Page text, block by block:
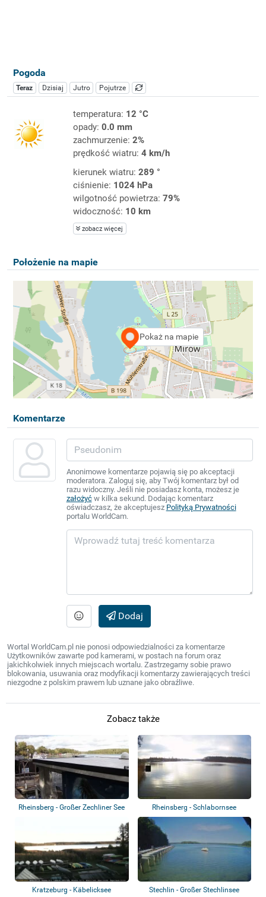
Pogoda
Teraz Dzisiaj Jutro Pojutrze
temperatura: 12 °C
opady: 0.0 mm
zachmurzenie: 2%
prędkość wiatru: 4 km/h
kierunek wiatru: 289 °
ciśnienie: 1024 hPa
wilgotność powietrza: 79%
widoczność: 10 km
zobacz więcej
Położenie na mapie
Pokaż na mapie
Komentarze
Anonimowe komentarze pojawią się po akceptacji
moderatora. Zaloguj się, aby Twój komentarz był od
razu widoczny. Jeśli nie posiadasz konta, możesz je
założyćw kilka sekund. Dodając komentarz
oświadczasz, że akceptujesz Polityką Prywatności
portalu WorldCam.
Dodaj
Wortal WorldCam.pl nie ponosi odpowiedzialności za komentarze
Użytkowników zawarte pod kamerami, w postach na forum oraz
jakichkolwiek innych miejscach wortalu. Zastrzegamy sobie prawo
blokowania, usuwania oraz modyfikacji komentarzy zawierających treści
niezgodne z polskim prawem lub uznane jako obraźliwe.
Zobacz także
Rheinsberg - Großer Zechliner See Rheinsberg - Schlabornsee
Kratzeburg - Käbelicksee Stechlin - Großer Stechlinsee